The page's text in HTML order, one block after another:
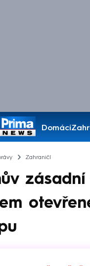
Domácí
Pořady
Zahraničí